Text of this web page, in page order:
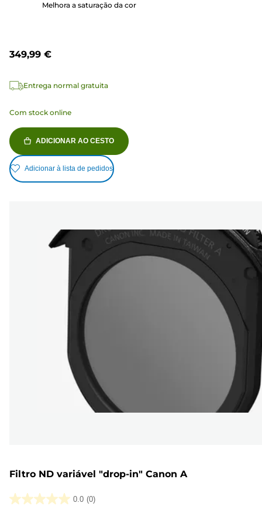
Melhora a saturação da cor
349,99 €
Entrega normal gratuita
Com stock online
ADICIONAR AO CESTO
Adicionar à lista de pedidos
Filtro ND variável "drop-in" Canon A
0.0 (0)
0.0